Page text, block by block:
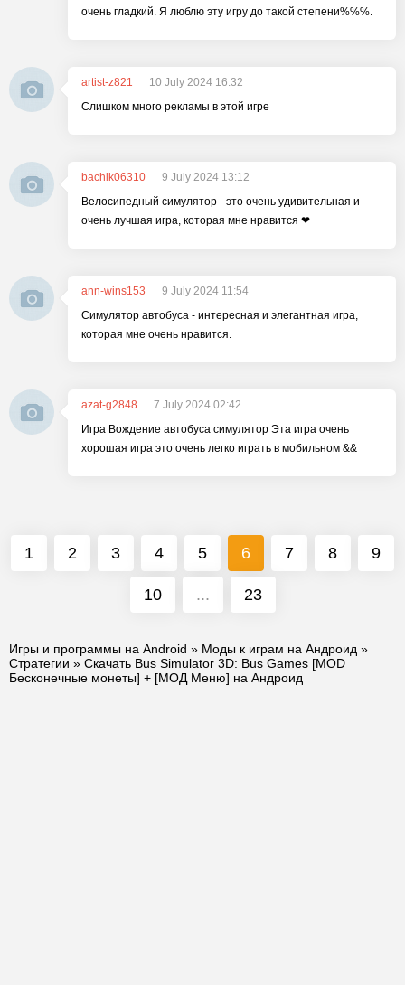
очень гладкий. Я люблю эту игру до такой степени%%%.
artist-z821
10 July 2024 16:32
Слишком много рекламы в этой игре
bachik06310
9 July 2024 13:12
Велосипедный симулятор - это очень удивительная и
очень лучшая игра, которая мне нравится ❤
ann-wins153
9 July 2024 11:54
Симулятор автобуса - интересная и элегантная игра,
которая мне очень нравится.
azat-g2848
7 July 2024 02:42
Игра Вождение автобуса симулятор Эта игра очень
хорошая игра это очень легко играть в мобильном &&
1 2 3 4 5 6 7 8 9
10 ... 23
Игры и программы на Android » Моды к играм на Андроид »
Стратегии » Скачать Bus Simulator 3D: Bus Games [MOD
Бесконечные монеты] + [МОД Меню] на Андроид